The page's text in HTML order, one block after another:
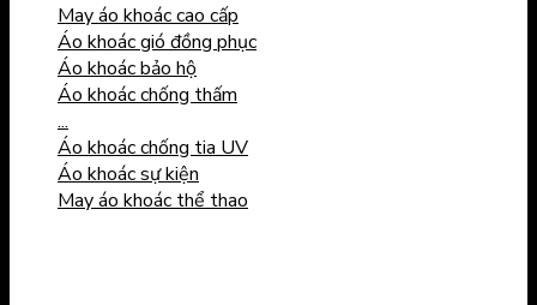
May áo khoác cao cấp
Áo khoác gió đồng phục
Áo khoác bảo hộ
Áo khoác chống thấm
...
Áo khoác chống tia UV
Áo khoác sự kiện
May áo khoác thể thao